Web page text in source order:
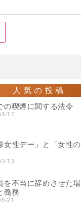
人気の投稿
の喫煙に関する法令
17
女性デー」と「女性
13
を不当に辞めさせた
義務
21